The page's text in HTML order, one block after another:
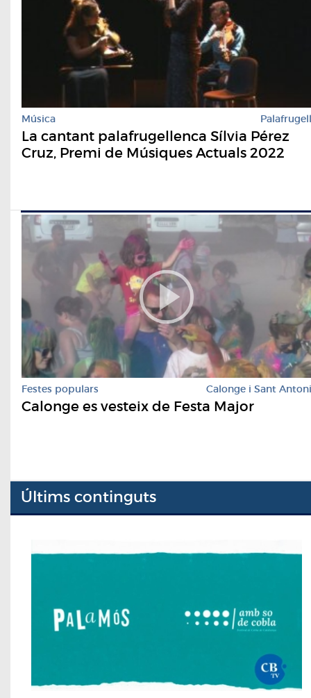
Música Palafrugell
La cantant palafrugellenca Sílvia Pérez
Cruz, Premi de Músiques Actuals 2022
Festes populars Calonge i Sant Antoni
Calonge es vesteix de Festa Major
Últims continguts